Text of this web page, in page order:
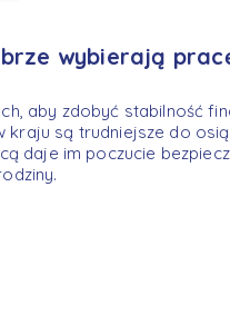
wybierają
aby zdobyć stabilność
kraju są trudniejsze do
daje im poczucie